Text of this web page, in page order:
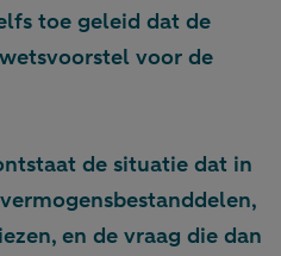
toe geleid dat de
voor de
de situatie dat in
en de vraag die dan